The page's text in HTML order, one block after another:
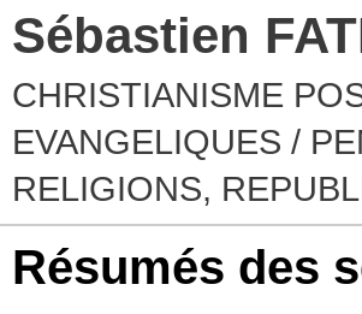
Sébastien
CHRISTIANISME
EVANGELIQUES /
RELIGIONS,
Résumés des